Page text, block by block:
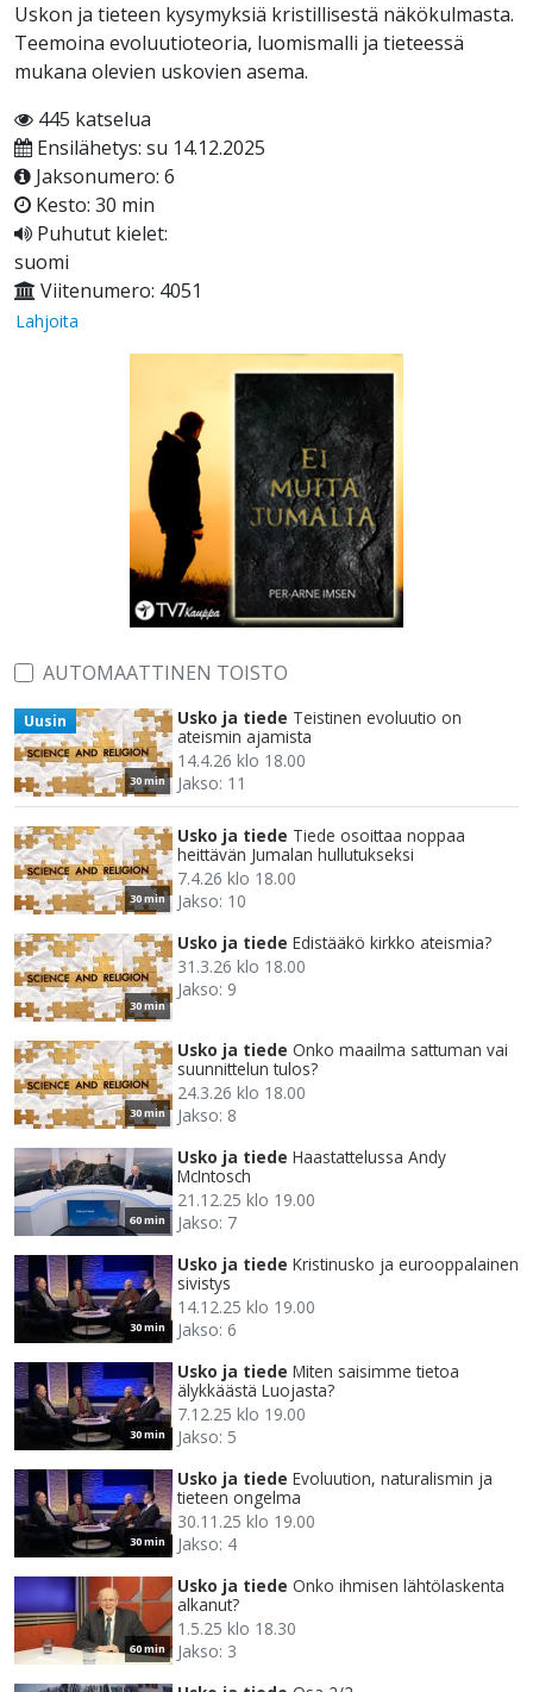
Uskon ja tieteen kysymyksiä kristillisestä näkökulmasta.
Teemoina evoluutioteoria, luomismalli ja tieteessä
mukana olevien uskovien asema.
445 katselua
Ensilähetys: su 14.12.2025
Jaksonumero: 6
Kesto: 30 min
Puhutut kielet:
suomi
Viitenumero: 4051
Lahjoita
AUTOMAATTINEN TOISTO
30 min
Uusin Usko ja tiede Teistinen evoluutio on
ateismin ajamista
14.4.26 klo 18.00
Jakso: 11
30 min
Usko ja tiede Tiede osoittaa noppaa
heittävän Jumalan hullutukseksi
7.4.26 klo 18.00
Jakso: 10
30 min
Usko ja tiede Edistääkö kirkko ateismia?
31.3.26 klo 18.00
Jakso: 9
30 min
Usko ja tiede Onko maailma sattuman vai
suunnittelun tulos?
24.3.26 klo 18.00
Jakso: 8
60 min
Usko ja tiede Haastattelussa Andy
McIntosch
21.12.25 klo 19.00
Jakso: 7
30 min
Usko ja tiede Kristinusko ja eurooppalainen
sivistys
14.12.25 klo 19.00
Jakso: 6
30 min
Usko ja tiede Miten saisimme tietoa
älykkäästä Luojasta?
7.12.25 klo 19.00
Jakso: 5
30 min
Usko ja tiede Evoluution, naturalismin ja
tieteen ongelma
30.11.25 klo 19.00
Jakso: 4
60 min
Usko ja tiede Onko ihmisen lähtölaskenta
alkanut?
1.5.25 klo 18.30
Jakso: 3